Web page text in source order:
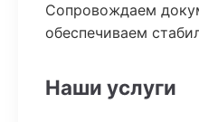
Сопровождаем
обеспечиваем
Наши услуги